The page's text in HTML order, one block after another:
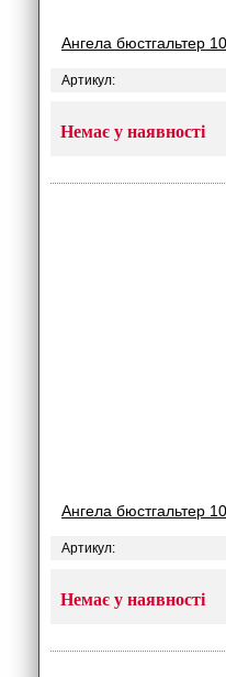
Ангела бюстгальтер
Артикул:
Немає у наявності
Ангела бюстгальтер
Артикул:
Немає у наявності